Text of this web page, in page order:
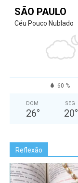
SÃO PAULO
Céu Pouco Nublado
60 %
DOM
26°
SEG
20°
Reflexão